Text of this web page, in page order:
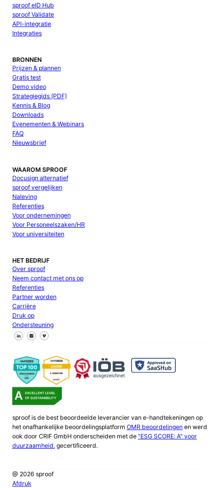
sproof eID Hub
sproof Validate
API-integratie
Integraties
BRONNEN
Prijzen & plannen
Gratis test
Demo video
Strategiegids (PDF)
Kennis & Blog
Downloads
Evenementen & Webinars
FAQ
Nieuwsbrief
WAAROM SPROOF
Docusign alternatief
sproof vergelijken
Naleving
Referenties
Voor ondernemingen
Voor Personeelszaken/HR
Voor universiteiten
HET BEDRIJF
Over sproof
Neem contact met ons op
Referenties
Partner worden
Carrière
Druk op
Ondersteuning
Volg ons op Facebook
Volg ons op X
Volg ons op LinkedIn
sproof is de best beoordeelde leverancier van e-handtekeningen op
het onafhankelijke beoordelingsplatform OMR beoordelingenen werd
ook door CRIF GmbH onderscheiden met de "ESG SCORE: A" voor
duurzaamheid. gecertificeerd.
@ 2026 sproof
Afdruk